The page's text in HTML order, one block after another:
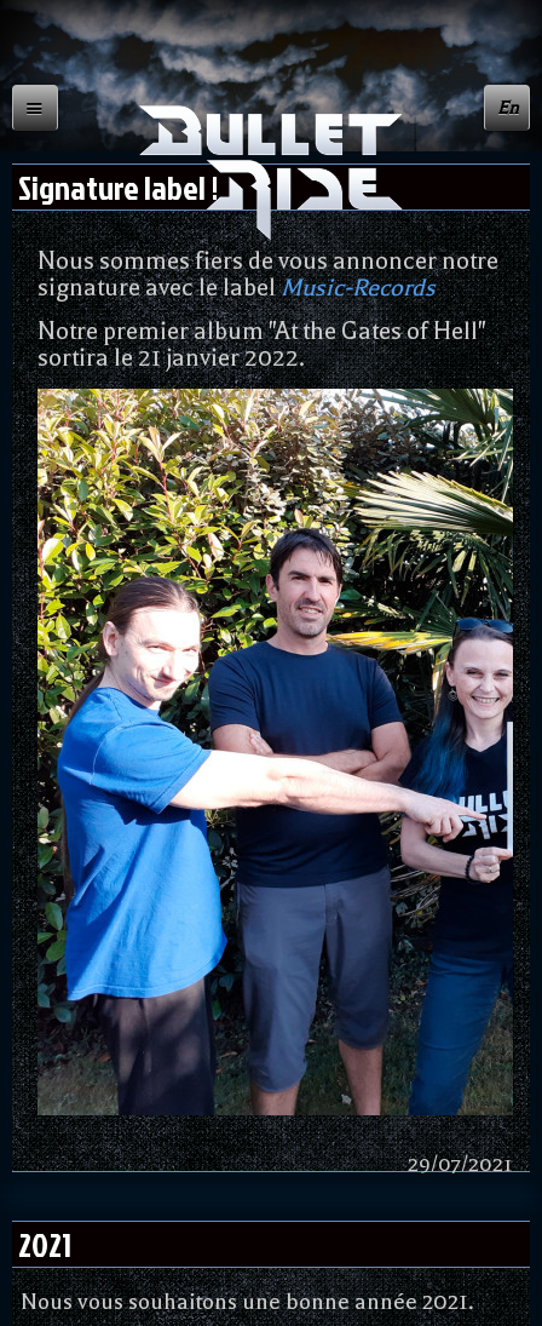
En
Signature label !
Nous sommes fiers de vous annoncer notre
signature avec le labelMusic-Records
Notre premier album "At the Gates of Hell"
sortira le 21 janvier 2022.
29/07/2021
2021
Nous vous souhaitons une bonne année 2021.